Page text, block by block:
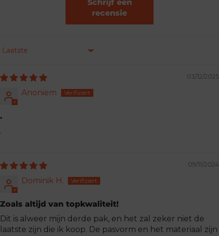
Schrijf een
recensie
Sorteren op
03/12/2025
Anoniem
.
.
09/11/2024
Dominik H.
Zoals altijd van topkwaliteit!
Dit is alweer mijn derde pak, en het zal zeker niet de
laatste zijn die ik koop. De pasvorm en het materiaal zijn